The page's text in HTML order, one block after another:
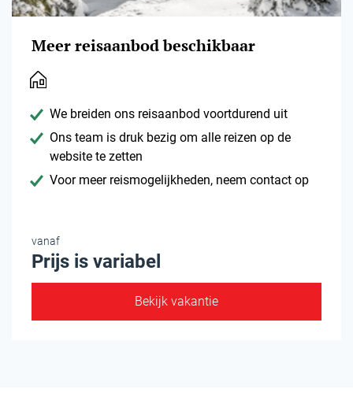
Meer reisaanbod beschikbaar
We breiden ons reisaanbod voortdurend uit
Ons team is druk bezig om alle reizen op de
website te zetten
Voor meer reismogelijkheden, neem contact op
vanaf
Prijs is variabel
Bekijk vakantie